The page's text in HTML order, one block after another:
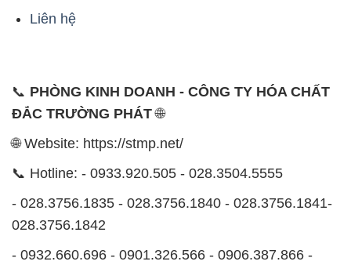
ĐẮC TRƯỜNG PHÁT
- 028.3756.1835 - 028.3756.1840 - 028.3756.1841-
0902.765.866
📧 Email: hoachat@dactruongphat.vn
ĐỊA CHỈ